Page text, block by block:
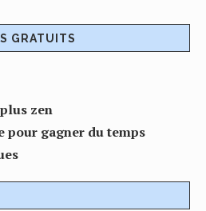
GRATUITS
zen
pour gagner du temps